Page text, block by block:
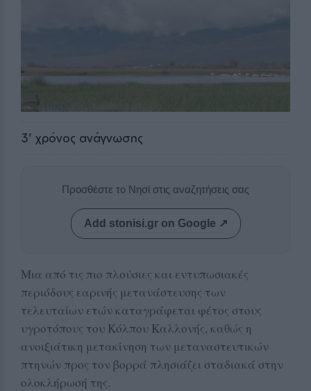
3' χρόνος ανάγνωσης
Προσθέστε το Νησί στις αναζητήσεις σας
Add stonisi.gr on Google ↗
Μια από τις πιο πλούσιες και εντυπωσιακές
περιόδους εαρινής μετανάστευσης των
τελευταίων ετών καταγράφεται φέτος στους
υγροτόπους του Κόλπου Καλλονής, καθώς η
ανοιξιάτικη μετακίνηση των μεταναστευτικών
πτηνών προς τον βορρά πλησιάζει σταδιακά στην
ολοκλήρωσή της.